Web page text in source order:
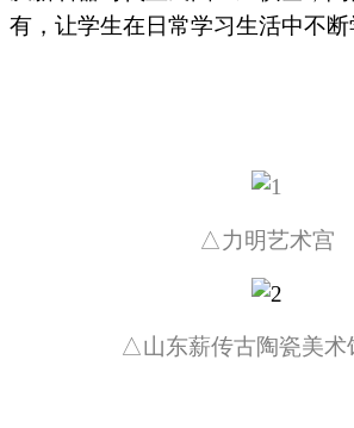
有，让学生在日常学习生活中不断
△力明艺术宫
△山东薪传古陶瓷美术